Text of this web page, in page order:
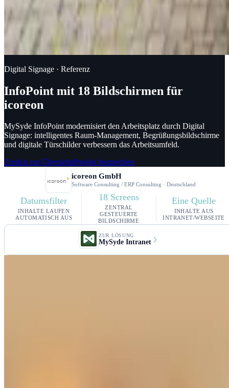
Digital Signage · Referenz
InfoPoint mit 18 Bildschirmen für
icoreon
MySyde InfoPoint modernisiert den Arbeitsplatz durch Digital
Signage: intelligentes Raum-Management, Begrüßungsbildschirme
und digitale Türschilder verbessern das Arbeitsumfeld.
Zurück zur ÜbersichtProjekt besprechen
icoreon GmbH
Software Consulting / ERP Consulting · Deutschland
Datumsfilter
INHALTE LAUFEN
AUTOMATISCH AUS
18 Screens
ZENTRAL
GESTEUERTE
BILDSCHIRME
Eine Quelle
INHALTE AUS
INTRANET/WEBSEITE
ZUR LÖSUNG
MySyde Intranet